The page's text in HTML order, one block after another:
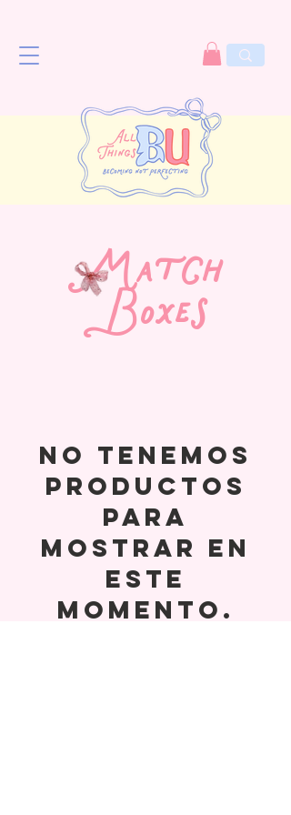
Match
Boxes
No tenemos
productos
para
mostrar en
este
momento.